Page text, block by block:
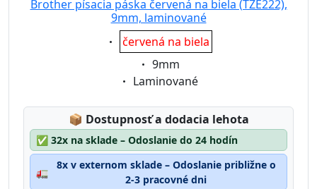
Brother písacia páska červená na biela (TZE222),
9mm, laminované
Eigenschaft:
červená na biela
Eigenschaft:
9mm
Eigenschaft:
Laminované
📦 Lagerstatus:
Dostupnosť a dodacia lehota
✅ 32x na sklade – Odoslanie do 24 hodín
🚛
8x v externom sklade – Odoslanie približne o
2-3 pracovné dni